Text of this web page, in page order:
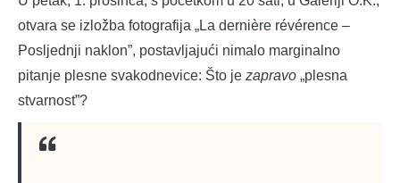
otvara se izložba fotografija „La dernière révérence –
Posljednji naklon”, postavljajući nimalo marginalno
pitanje plesne svakodnevice: Što je zapravo „plesna
stvarnost”?